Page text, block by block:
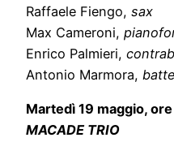
Raffaele Fiengo, sax
Max Cameroni,
Enrico Palmieri,
Antonio Marmora,
Martedì 19 maggio,
MACADE TRIO